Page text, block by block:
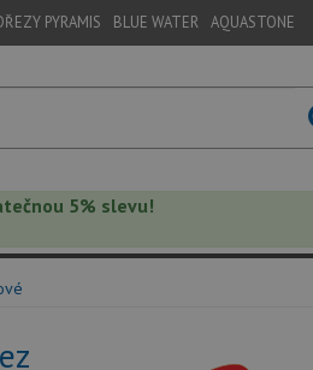
PYRAMIS BLUE WATER AQUASTONE
5% slevu!